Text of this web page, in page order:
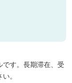
す。長期滞在、受
。